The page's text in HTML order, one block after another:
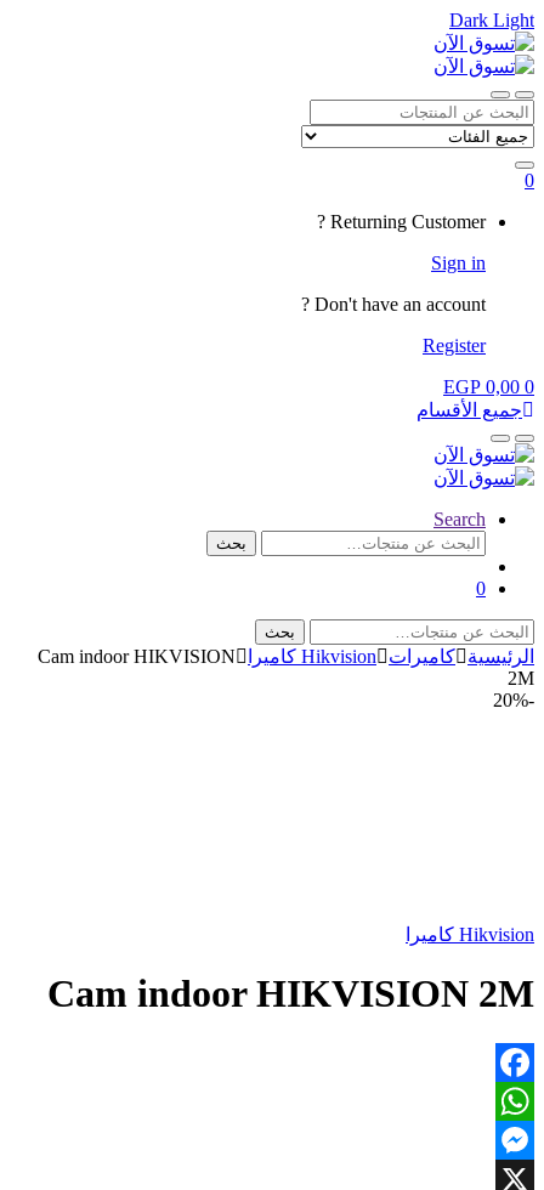
Dark Light
Skip
to
navigation
Skip
to
content
Open
CloseSearch
for:
0
Returning Customer ?
Sign in
Don't have an account ?
Register
0
EGP 0,00
جميع الأقسام
Open
Close
Search
البحث
بحث
0
البحث
عن:
بحث
الرئيسية كاميرات Hikvision كاميرا
Cam indoor HIKVISION
2M
-
20%
Hikvision كاميرا
Cam indoor HIKVISION 2M
Facebook
WhatsApp
Messenger